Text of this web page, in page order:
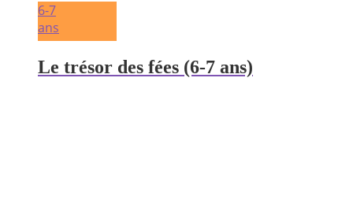
6-7
ans
Le trésor des fées (6-7 ans)